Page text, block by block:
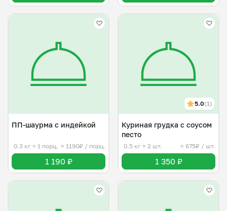
ПП-шаурма с индейкой
0.3 кг ≈ 1 порц. ≈ 1190₽ / порц.
1 190 ₽
5.0(1)
Куриная грудка с соусом
песто
0.5 кг ≈ 2 шт. ≈ 675₽ / шт.
1 350 ₽